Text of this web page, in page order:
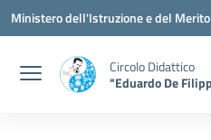
Vai ai contenuti
Vai al menu di navigazione
Vai al footer
Ministero dell'Istruzione e del Merito
Circolo Didattico
"Eduardo De